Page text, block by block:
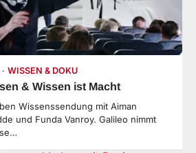
WISSEN & DOKU
& Wissen ist Macht
Wissenssendung mit Aiman
und Funda Vanroy. Galileo nimmt